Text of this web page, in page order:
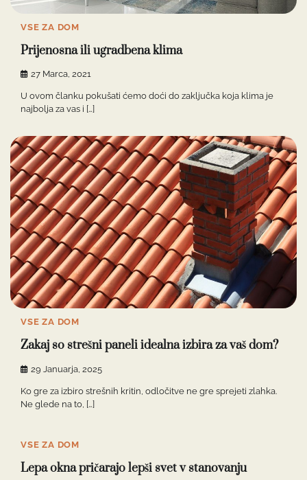
VSE ZA DOM
Prijenosna ili ugradbena klima
27 Marca, 2021
U ovom članku pokušati ćemo doći do zaključka koja klima je
najbolja za vas i […]
VSE ZA DOM
Zakaj so strešni paneli idealna izbira za vaš dom?
29 Januarja, 2025
Ko gre za izbiro strešnih kritin, odločitve ne gre sprejeti zlahka.
Ne glede na to, […]
VSE ZA DOM
Lepa okna pričarajo lepši svet v stanovanju